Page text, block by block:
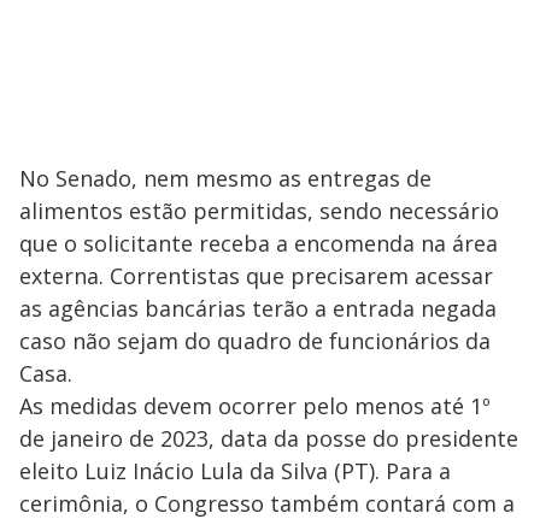
No Senado, nem mesmo as entregas de
alimentos estão permitidas, sendo necessário
que o solicitante receba a encomenda na área
externa. Correntistas que precisarem acessar
as agências bancárias terão a entrada negada
caso não sejam do quadro de funcionários da
Casa.
As medidas devem ocorrer pelo menos até 1º
de janeiro de 2023, data da posse do presidente
eleito Luiz Inácio Lula da Silva (PT). Para a
cerimônia, o Congresso também contará com a